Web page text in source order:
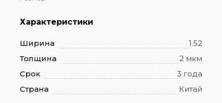
Характеристики
Ширина
1.52
Толщина
2 мкм
Срок
3 года
Страна
Китай